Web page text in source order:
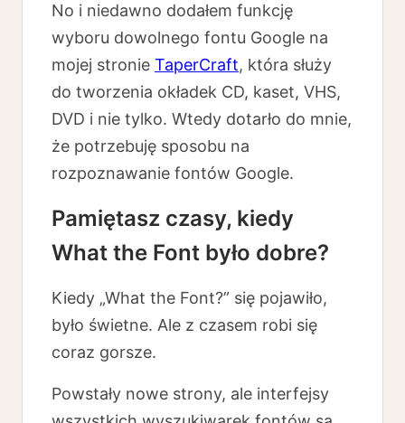
No i niedawno dodałem funkcję
wyboru dowolnego fontu Google na
mojej stronie TaperCraft, która służy
do tworzenia okładek CD, kaset, VHS,
DVD i nie tylko. Wtedy dotarło do mnie,
że potrzebuję sposobu na
rozpoznawanie fontów Google.
Pamiętasz czasy, kiedy
What the Font było dobre?
Kiedy „What the Font?” się pojawiło,
było świetne. Ale z czasem robi się
coraz gorsze.
Powstały nowe strony, ale interfejsy